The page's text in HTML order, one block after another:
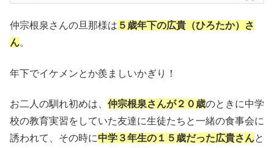
仲宗根泉さんの旦那様は ５歳年下の広貴（ひろたか）
さ
ん。
年下でイケメンとか羨ましいかぎり！
お二人の馴れ初めは、 仲宗根泉さんが２０歳のときに中学
校の教育実習をしていた友達に生徒たちと一緒の食事会に
誘われて、その時に中学３年生の１５歳だった広貴さ んと